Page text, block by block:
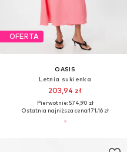
OFERTA
OASIS
Letnia sukienka
203,94 zł
Pierwotnie: 574,90 zł
Ostatnia najniższa cena:171,16 zł